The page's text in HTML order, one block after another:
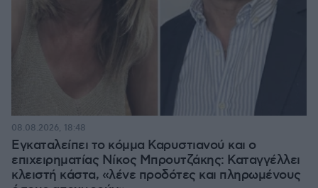
Εγκαταλείπει το κόμμα Καρυστιανού και ο
επιχειρηματίας Νίκος Μπρουτζάκης: Καταγγέλλει
κλειστή κάστα, «λένε προδότες και πληρωμένους
08.08.2026, 18:48